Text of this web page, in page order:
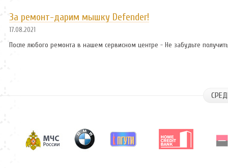
За ремонт-дарим мышку Defender!
17.08.2021
После любого ремонта в нашем сервисном центре - Не забудьте